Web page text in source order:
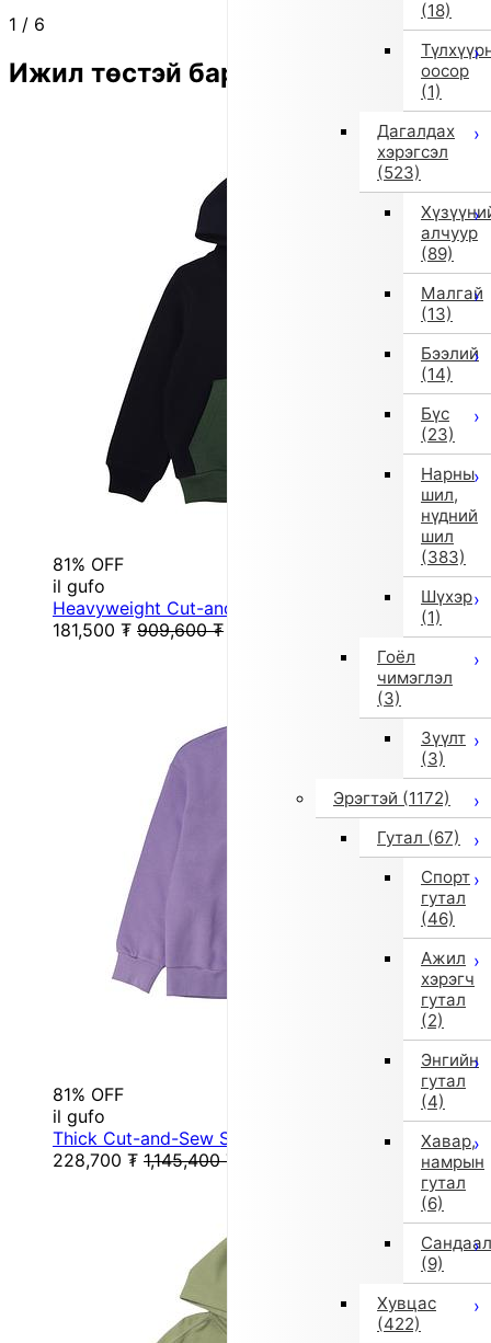
(18)
оосор
(1)
Дагалдах
хэрэгсэл
(523)
алчуур
(89)
Малгай
(13)
Бээлий
(14)
Бүс
(23)
Нарны
шил,
нүдний
шил
(383)
Шүхэр
(1)
Гоёл
чимэглэл
(3)
Зүүлт
(3)
Эрэгтэй (1172)
Гутал (67)
Спорт
гутал
(46)
Ажил
хэрэгч
гутал
(2)
Энгийн
гутал
(4)
Хавар,
намрын
гутал
(6)
Сандаал
(9)
Хувцас
(422)
1 / 6
Ижил төстэй бараа
81% OFF
il gufo
Heavyweight Cut-and-Sew Sweatshirt (Multicolor)
181,500 ₮ 909,600 ₮
81% OFF
il gufo
Thick Cut-and-Sew Sweatshirt (Purple)
228,700 ₮ 1,145,400 ₮